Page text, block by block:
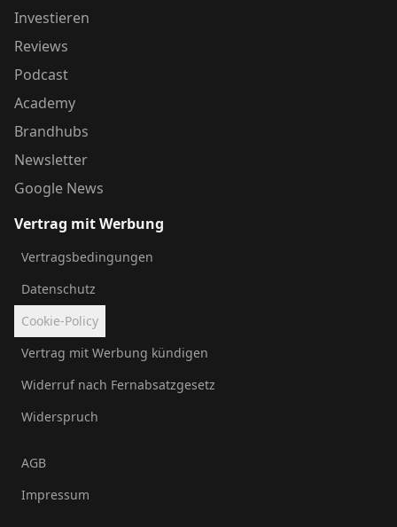
Investieren
Reviews
Podcast
Academy
Brandhubs
Newsletter
Google News
Vertrag mit Werbung
Vertragsbedingungen
Datenschutz
Cookie-Policy
Vertrag mit Werbung kündigen
Widerruf nach Fernabsatzgesetz
Widerspruch
AGB
Impressum